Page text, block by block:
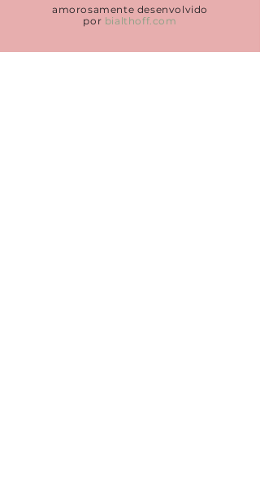
amorosamente desenvolvido
por bialthoff.com